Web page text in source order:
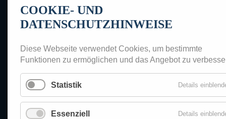
Butz Consult GmbH
Wilhelmshofallee 79-81
+49 (0)2151 93 19 19 0
+49 (0)2151 93 19 19 9
info@butz-consult.de
Wissen Unternehmensbewertung
COOKIE- UND
DATENSCHUTZHINWEISE
Diese Webseite verwendet Cookies, um bestimmte
Funktionen zu ermöglichen und das Angebot zu
Statistik Details
Essenziell Details